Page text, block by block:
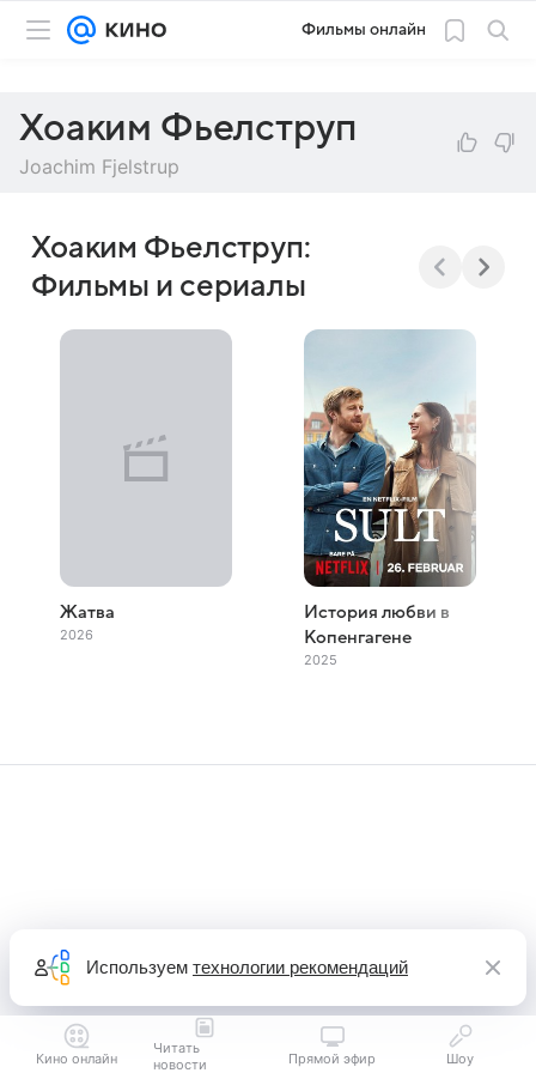
Фильмы онлайн
Хоаким Фьелструп
Joachim Fjelstrup
Хоаким Фьелструп:
Фильмы и сериалы
Жатва
2026
История любви в
Копенгагене
2025
Кино онлайн
Читать
новости
Прямой эфир Шоу
Используем технологии рекомендаций